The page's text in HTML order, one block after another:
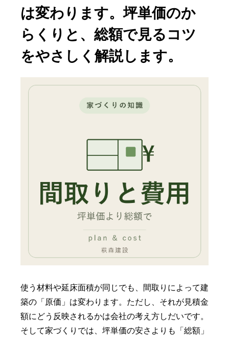
は変わります。坪単価のか
らくりと、総額で見るコツ
をやさしく解説します。
使う材料や延床面積が同じでも、間取りによって建
築の「原価」は変わります。ただし、それが見積金
額にどう反映されるかは会社の考え方しだいです。
そして家づくりでは、坪単価の安さよりも「総額」